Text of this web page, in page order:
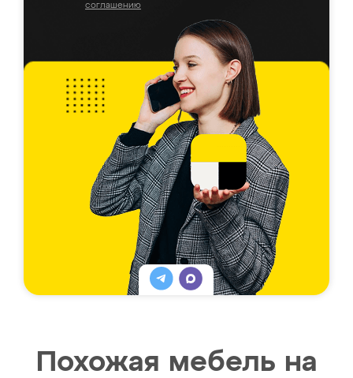
соглашению
Похожая мебель на